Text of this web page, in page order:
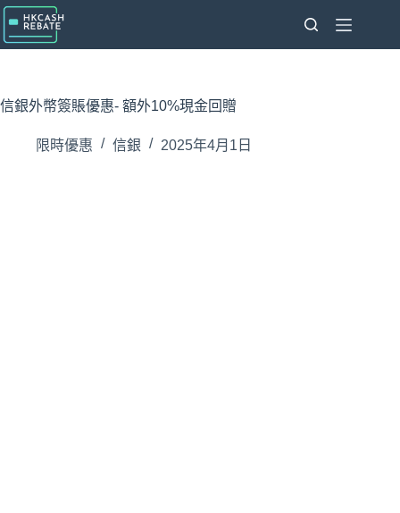
跳
至
主
內
信銀外幣簽賬優惠- 額外10%現金回贈
限時優惠 信銀 2025年4月1日